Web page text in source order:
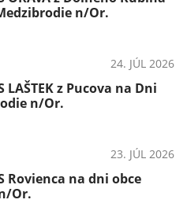
n/Or.
24. JÚL 2026
LAŠTEK z Pucova na Dni
n/Or.
23. JÚL 2026
Rovienca na dni obce
Or.